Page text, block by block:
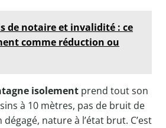
de notaire et invalidité : ce
comme réduction ou
isolement prend tout son
à 10 mètres, pas de bruit de
nature à l’état brut. C’est